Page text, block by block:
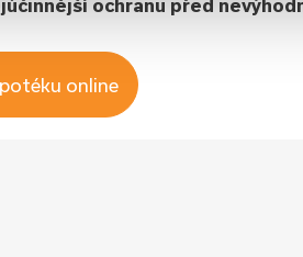
ochranu před
online